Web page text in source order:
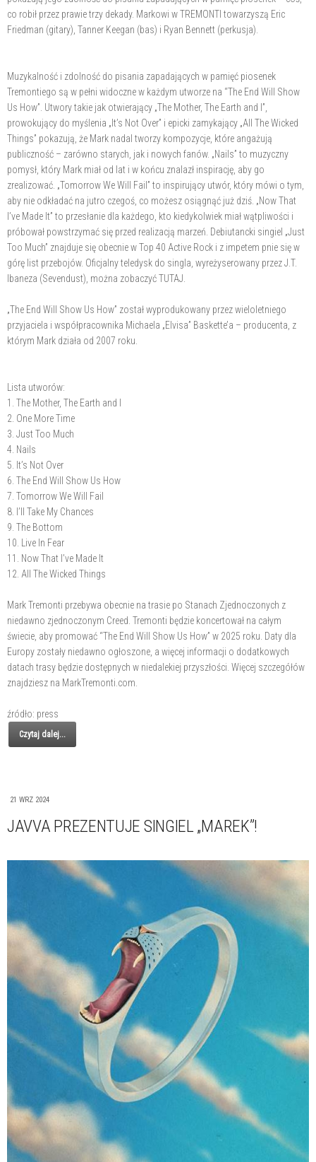
co robił przez prawie trzy dekady. Markowi w TREMONTI towarzyszą Eric
Friedman (gitary), Tanner Keegan (bas) i Ryan Bennett (perkusja).
Muzykalność i zdolność do pisania zapadających w pamięć piosenek
Tremontiego są w pełni widoczne w każdym utworze na “The End Will Show
Us How”. Utwory takie jak otwierający „The Mother, The Earth and I”,
prowokujący do myślenia „It’s Not Over” i epicki zamykający „All The Wicked
Things” pokazują, że Mark nadal tworzy kompozycje, które angażują
publiczność – zarówno starych, jak i nowych fanów. „Nails” to muzyczny
pomysł, który Mark miał od lat i w końcu znalazł inspirację, aby go
zrealizować. „Tomorrow We Will Fail” to inspirujący utwór, który mówi o tym,
aby nie odkładać na jutro czegoś, co możesz osiągnąć już dziś. „Now That
I’ve Made It” to przesłanie dla każdego, kto kiedykolwiek miał wątpliwości i
próbował powstrzymać się przed realizacją marzeń. Debiutancki singiel „Just
Too Much” znajduje się obecnie w Top 40 Active Rock i z impetem pnie się w
górę list przebojów. Oficjalny teledysk do singla, wyreżyserowany przez J.T.
Ibaneza (Sevendust), można zobaczyć TUTAJ.
„The End Will Show Us How” został wyprodukowany przez wieloletniego
przyjaciela i współpracownika Michaela „Elvisa” Baskette’a – producenta, z
którym Mark działa od 2007 roku.
Lista utworów:
1. The Mother, The Earth and I
2. One More Time
3. Just Too Much
4. Nails
5. It’s Not Over
6. The End Will Show Us How
7. Tomorrow We Will Fail
8. I’ll Take My Chances
9. The Bottom
10. Live In Fear
11. Now That I’ve Made It
12. All The Wicked Things
Mark Tremonti przebywa obecnie na trasie po Stanach Zjednoczonych z
niedawno zjednoczonym Creed. Tremonti będzie koncertował na całym
świecie, aby promować “The End Will Show Us How” w 2025 roku. Daty dla
Europy zostały niedawno ogłoszone, a więcej informacji o dodatkowych
datach trasy będzie dostępnych w niedalekiej przyszłości. Więcej szczegółów
znajdziesz na MarkTremonti.com.
źródło: press
Czytaj dalej...
21 WRZ 2024
JAVVA PREZENTUJE SINGIEL „MAREK”!